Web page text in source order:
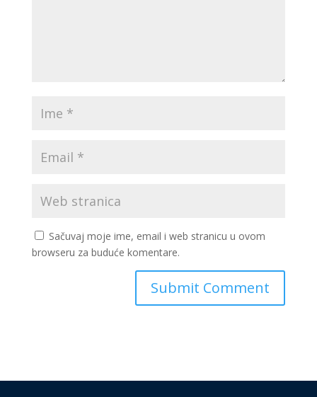
Sačuvaj moje ime, email i web stranicu u ovom
browseru za buduće komentare.